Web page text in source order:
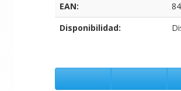
EAN:
Disponibilidad: